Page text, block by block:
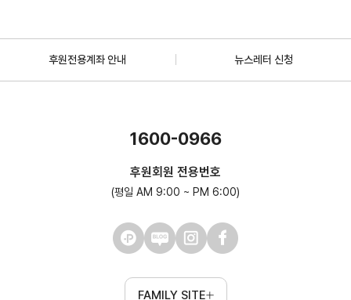
후원전용계좌 안내 뉴스레터 신청
1600-0966
후원회원 전용번호
(평일 AM 9:00 ~ PM 6:00)
FAMILY SITE